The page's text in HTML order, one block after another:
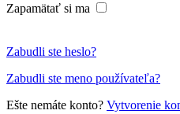
Zapamätať si ma
Zabudli ste heslo?
Zabudli ste meno používateľa?
Ešte nemáte konto? Vytvorenie